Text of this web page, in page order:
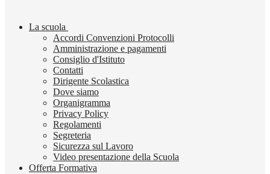
La scuola
Accordi Convenzioni Protocolli
Amministrazione e pagamenti
Consiglio d'Istituto
Contatti
Dirigente Scolastica
Dove siamo
Organigramma
Privacy Policy
Regolamenti
Segreteria
Sicurezza sul Lavoro
Video presentazione della Scuola
Offerta Formativa